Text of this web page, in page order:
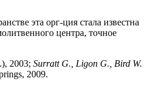
эта орг-ция стала известна
центра, точное
2003; Surratt G., Ligon G., Bird W.
2009.